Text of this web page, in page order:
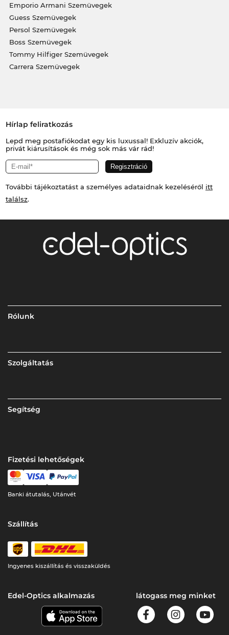
Emporio Armani Szemüvegek
Guess Szemüvegek
Persol Szemüvegek
Boss Szemüvegek
Tommy Hilfiger Szemüvegek
Carrera Szemüvegek
Hírlap feliratkozás
Lepd meg postafiókodat egy kis luxussal! Exkluzív akciók,
privát kiárusítások és még sok más vár rád!
További tájékoztatást a személyes adataidnak kezeléséről itt
találsz.
Rólunk
Szolgáltatás
Segítség
Fizetési lehetőségek
Banki átutalás, Utánvét
Szállítás
Ingyenes kiszállítás és visszaküldés
Edel-Optics alkalmazás látogass meg minket